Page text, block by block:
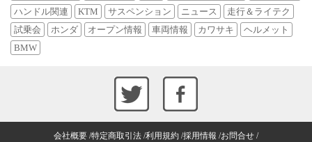
ハンドル関連
KTM サスペンション ニュース
走行＆ライテク
試乗会
ホンダ オープン情報 車両情報 カワサキ
ヘルメット
BMW
会社概要 特定商取引法 利用規約 採用情報 お問合せ